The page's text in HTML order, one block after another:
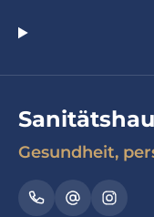
Gesundheit,